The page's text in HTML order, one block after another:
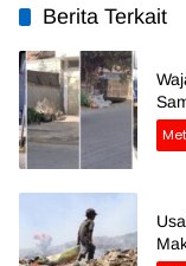
Berita Terkait